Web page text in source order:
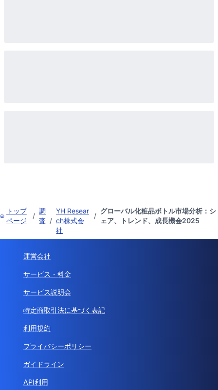
トップ
ページ
/
調
査 /
YH Resear
ch株式会
社
/
グローバル化粧品ボトル市場分析：シ
ェア、トレンド、成長機会2025
運営会社
サービス・料金
サービス説明会
特定商取引法に基づく表記
利用規約
プライバシーポリシー
ガイドライン
API利用